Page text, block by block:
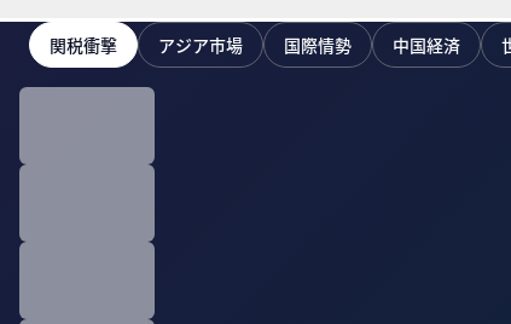
関税衝撃 アジア市場 国際情勢 中国経済